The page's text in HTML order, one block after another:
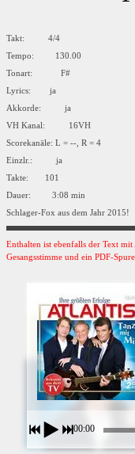
Takt: 4/4
Tempo: 130.00
Tonart: F#
Lyrics: ja
Akkorde: ja
VH Kanal: 16VH
Scorekanäle: L = --, R = 4
Einzlr.: ja
Takte: 101
Dauer: 3:08 min
Schlager-Fox aus dem Jahr 2015!
Enthalten ist ebenfalls der Text
Gesangsstimme und ein PDF-
00:00